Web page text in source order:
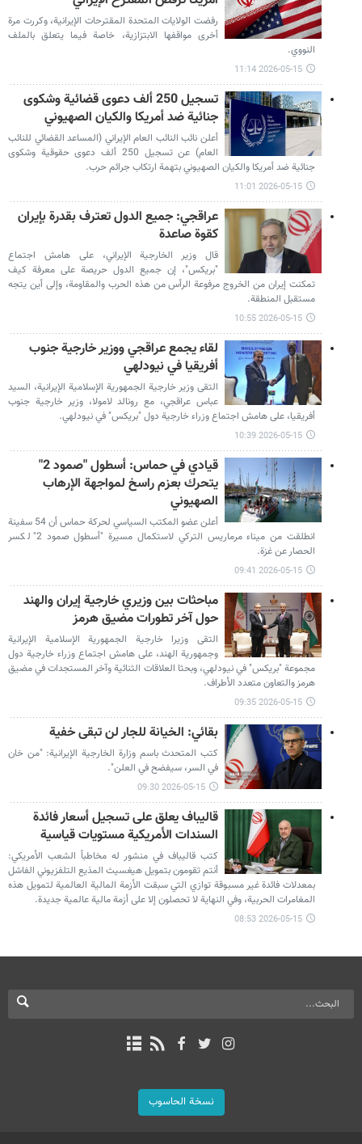
رفضت الولايات المتحدة المقترحات الإيرانية، وكررت مرة
أخرى مواقفها الابتزازية، خاصة فيما يتعلق بالملف
النووي.
2026-05-15 11:14
تسجيل 250 ألف دعوى قضائية وشكوى
جنائية ضد أمريكا والكيان الصهيوني
أعلن نائب النائب العام الإيراني (المساعد القضائي للنائب
العام) عن تسجيل 250 ألف دعوى حقوقية وشكوى
جنائية ضد أمريكا والكيان الصهيوني بتهمة ارتكاب جرائم حرب.
2026-05-15 11:01
عراقجي: جميع الدول تعترف بقدرة بإيران
كقوة صاعدة
قال وزير الخارجية الإيراني، على هامش اجتماع
"بريكس"، إن جميع الدول حريصة على معرفة كيف
تمكنت إيران من الخروج مرفوعة الرأس من هذه الحرب والمقاومة، وإلى أين يتجه
مستقبل المنطقة.
2026-05-15 10:55
لقاء يجمع عراقجي ووزير خارجية جنوب
أفريقيا في نيودلهي
التقى وزير خارجية الجمهورية الإسلامية الإيرانية، السيد
عباس عراقجي، مع رونالد لامولا، وزير خارجية جنوب
أفريقيا، على هامش اجتماع وزراء خارجية دول "بريكس" في نيودلهي.
2026-05-15 10:39
قيادي في حماس: أسطول "صمود 2"
يتحرك بعزم راسخ لمواجهة الإرهاب
الصهيوني
أعلن عضو المكتب السياسي لحركة حماس أن 54 سفينة
انطلقت من ميناء مرماريس التركي لاستكمال مسيرة "أسطول صمود 2" لكسر
الحصار عن غزة.
2026-05-15 09:41
مباحثات بين وزيري خارجية إيران والهند
حول آخر تطورات مضيق هرمز
التقى وزيرا خارجية الجمهورية الإسلامية الإيرانية
وجمهورية الهند، على هامش اجتماع وزراء خارجية دول
مجموعة "بريكس" في نيودلهي، وبحثا العلاقات الثنائية وآخر المستجدات في مضيق
هرمز والتعاون متعدد الأطراف.
2026-05-15 09:35
بقائي: الخيانة للجار لن تبقى خفية
كتب المتحدث باسم وزارة الخارجية الإيرانية: "من خان
في السر، سيفضح في العلن".
2026-05-15 09:30
قاليباف يعلق على تسجيل أسعار فائدة
السندات الأمريكية مستويات قياسية
كتب قاليباف في منشور له مخاطباً الشعب الأمريكي:
أنتم تقومون بتمويل هيغسيث المذيع التلفزيوني الفاشل
بمعدلات فائدة غير مسبوقة توازي التي سبقت الأزمة المالية العالمية لتمويل هذه
المغامرات الحربية، وفي النهاية لا تحصلون إلا على أزمة مالية عالمية جديدة.
2026-05-15 08:53
نسخة الحاسوب